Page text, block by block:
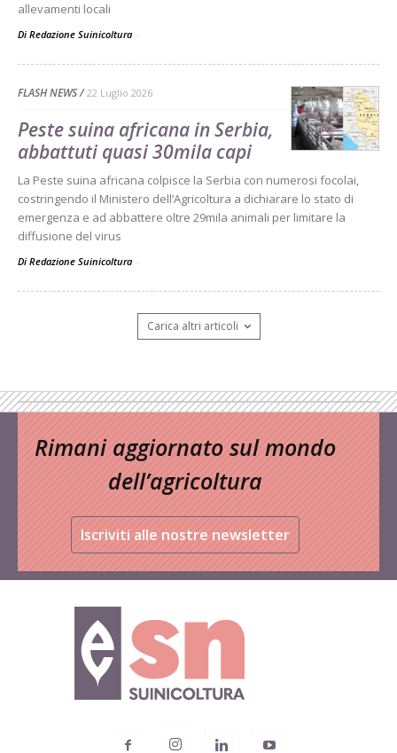
allevamenti locali
Di Redazione Suinicoltura -
FLASH NEWS 22 Luglio 2026
Peste suina africana in Serbia,
abbattuti quasi 30mila capi
La Peste suina africana colpisce la Serbia con numerosi focolai,
costringendo il Ministero dell’Agricoltura a dichiarare lo stato di
emergenza e ad abbattere oltre 29mila animali per limitare la
diffusione del virus
Di Redazione Suinicoltura -
Carica altri articoli
Rimani aggiornato sul mondo
dell’agricoltura
Iscriviti alle nostre newsletter